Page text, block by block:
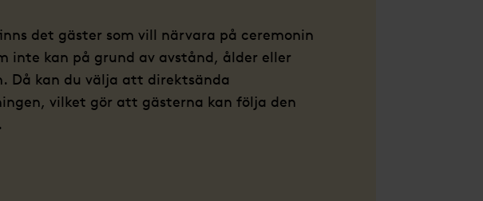
det gäster som vill närvara på ceremonin
inte kan på grund av avstånd, ålder eller
Då kan du välja att direktsända
vilket gör att gästerna kan följa den